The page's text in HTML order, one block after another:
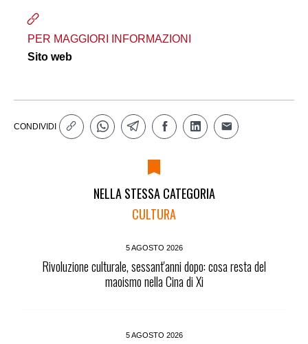
PER MAGGIORI INFORMAZIONI
Sito web
CONDIVIDI
NELLA STESSA CATEGORIA
CULTURA
5 AGOSTO 2026
Rivoluzione culturale, sessant'anni dopo: cosa resta del
maoismo nella Cina di Xi
5 AGOSTO 2026